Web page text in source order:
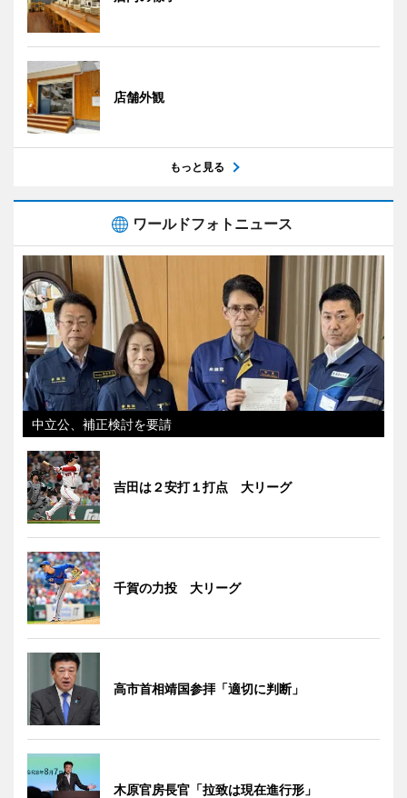
店舗外観
もっと見る
ワールドフォトニュース
中立公、補正検討を要請
吉田は２安打１打点 大リーグ
千賀の力投 大リーグ
高市首相靖国参拝「適切に判断」
木原官房長官「拉致は現在進行形」